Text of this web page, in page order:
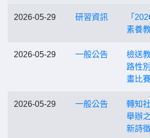
2026-05-29 研習資訊
「
素養
2026-05-29 一般公告
檢送
路性
畫比
2026-05-29 一般公告
轉知
舉辦
新詩